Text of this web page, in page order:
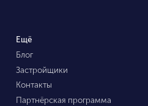
Ещё
Блог
Застройщики
Контакты
Партнёрская программа